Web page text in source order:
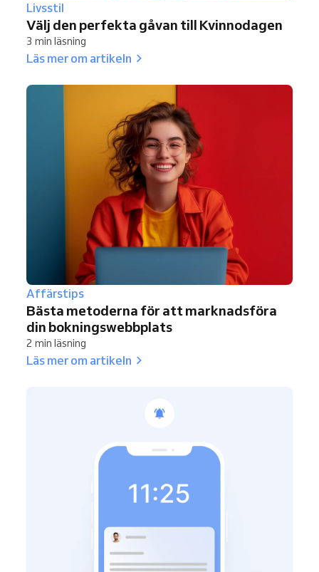
Livsstil
Välj den perfekta gåvan till Kvinnodagen
3 min läsning
Läs mer om artikeln
Affärstips
Bästa metoderna för att marknadsföra
din bokningswebbplats
2 min läsning
Läs mer om artikeln